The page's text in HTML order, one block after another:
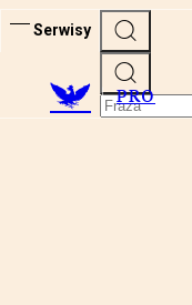
Serwisy
PRO